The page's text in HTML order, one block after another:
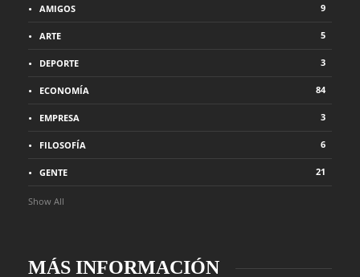
AMIGOS 9
ARTE 5
DEPORTE 3
ECONOMÍA 84
EMPRESA 3
FILOSOFÍA 6
GENTE 21
Show All
MÁS INFORMACIÓN